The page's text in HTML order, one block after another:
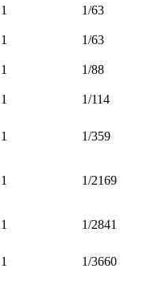
1
1/63
1
1/63
1
1/88
1
1/114
1 1/359
1 1/2169
1 1/2841
1
1/3660